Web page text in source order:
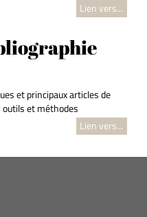
Lien vers...
et principaux articles de
et méthodes
Lien vers...